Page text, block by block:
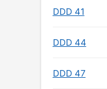
DDD 41
DDD 44
DDD 47